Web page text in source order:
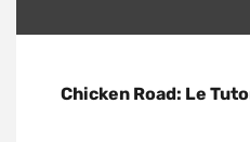
Chicken Road: Le